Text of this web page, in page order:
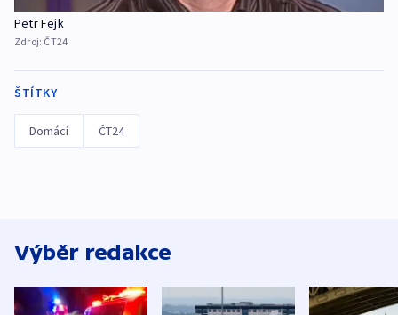
Petr Fejk
Zdroj: ČT24
ŠTÍTKY
Domácí ČT24
Výběr redakce